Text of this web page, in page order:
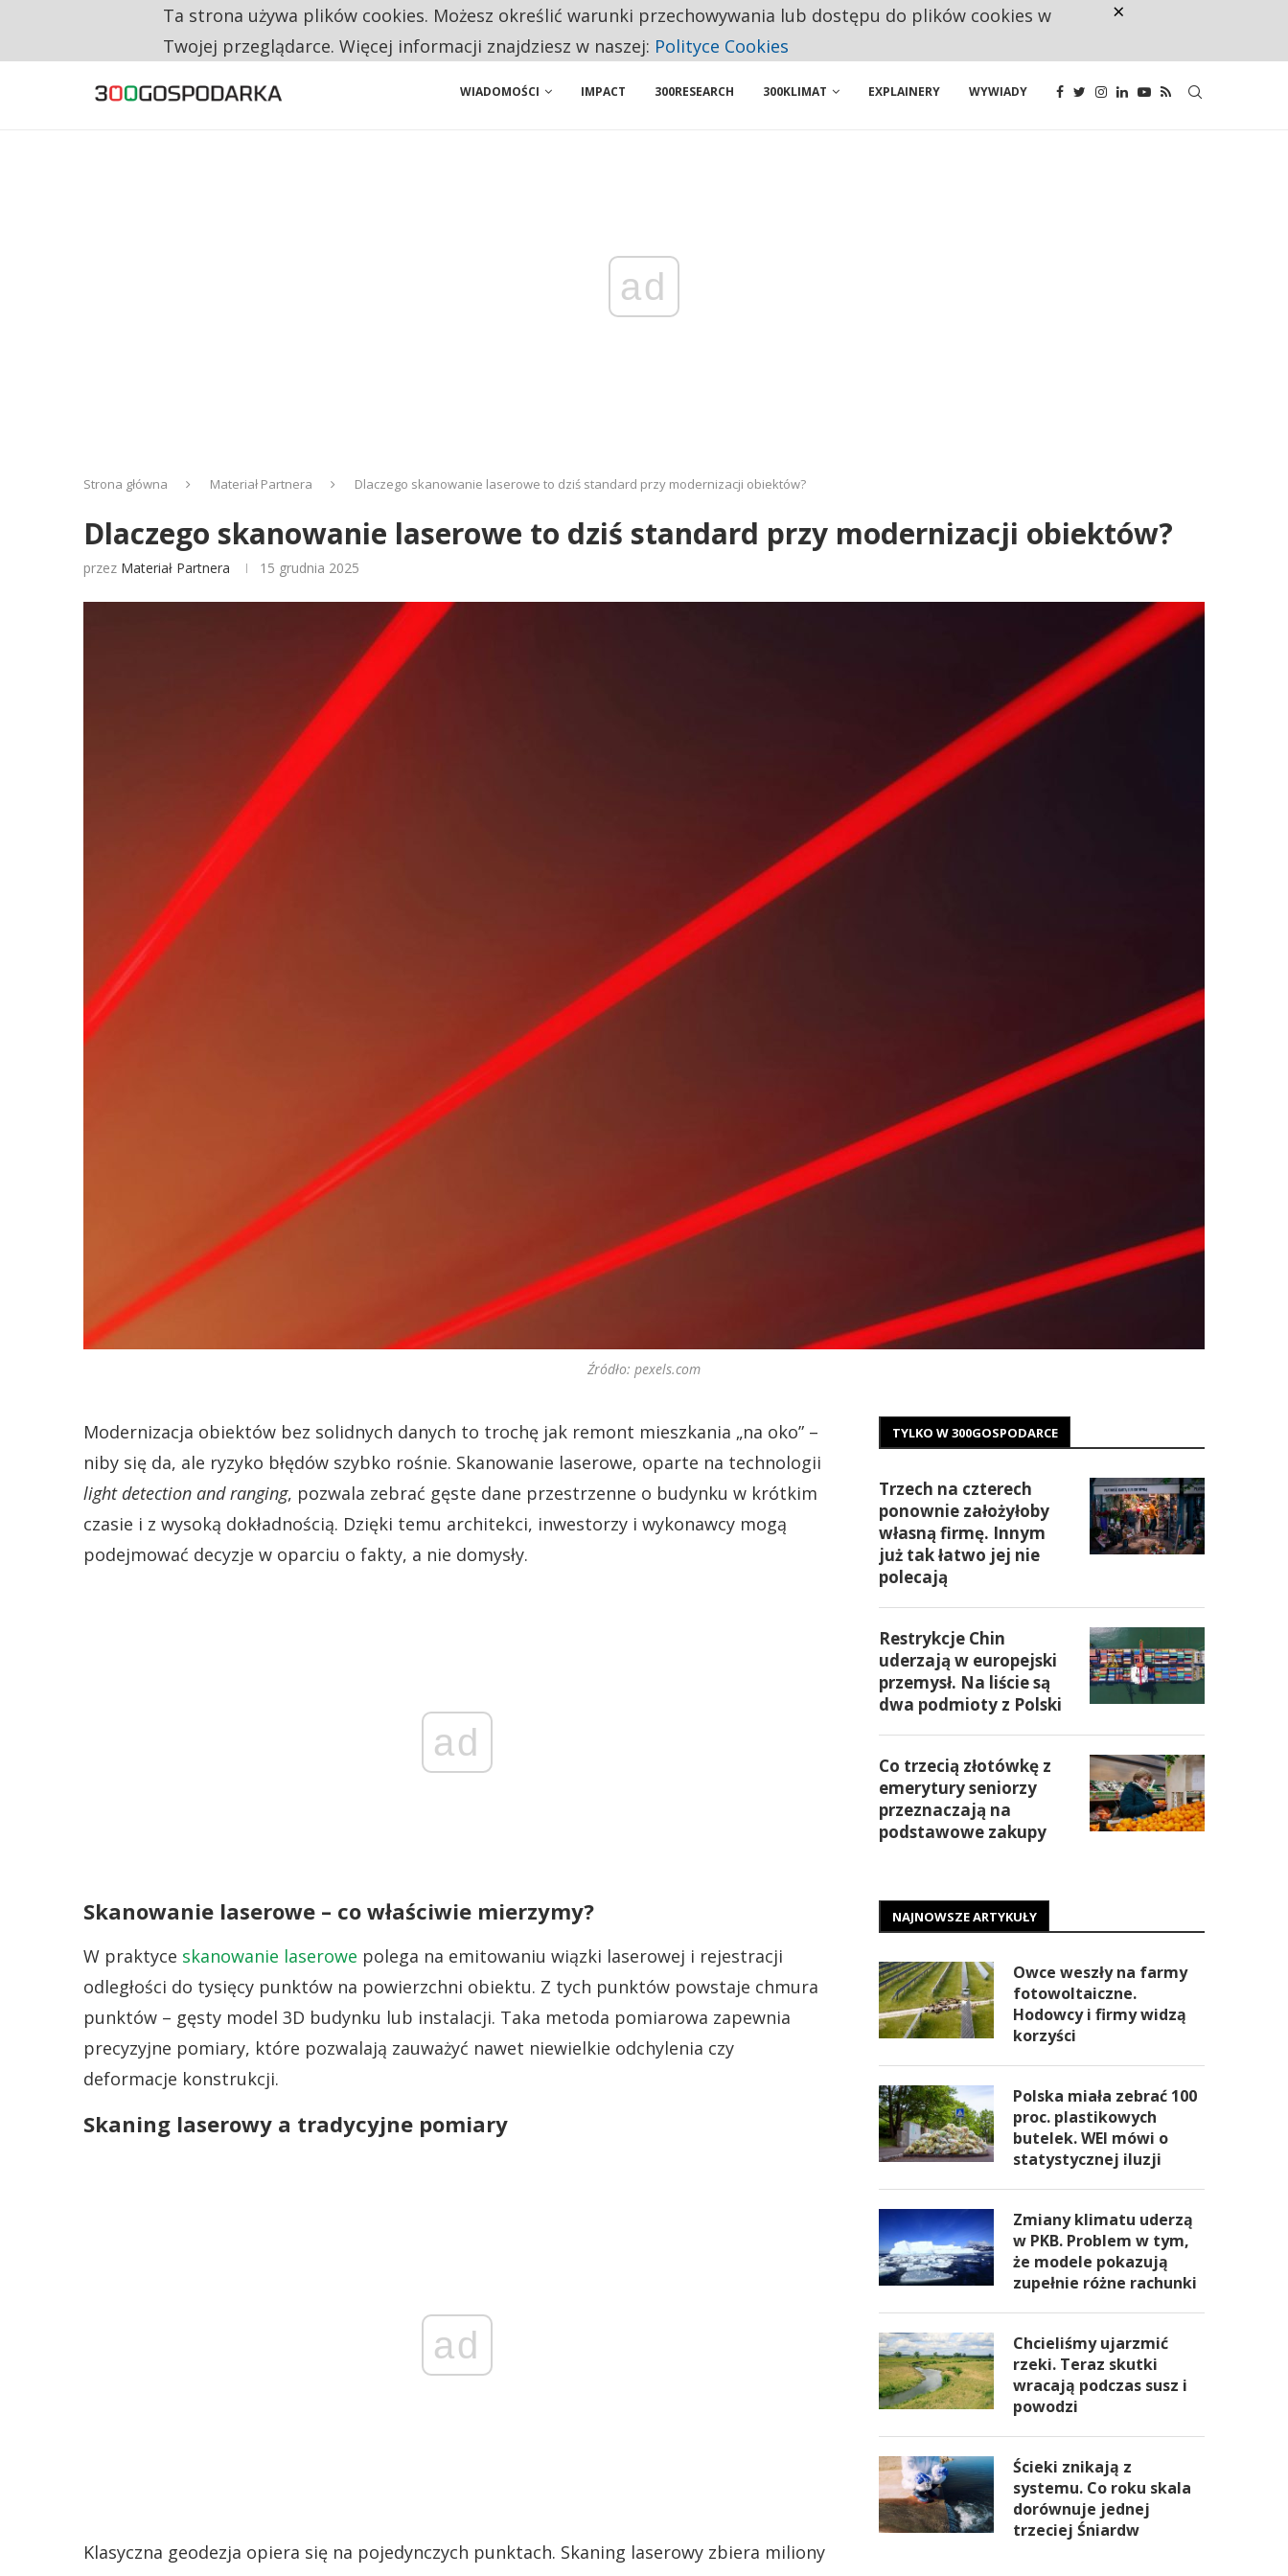
CO TRZECIĄ ZŁOTÓWKĘ Z EMERYTURY SENIORZY PRZEZNACZAJĄ NA PODSTAWOWE ZAKUPY
WIADOMOŚCI IMPACT 300RESEARCH 300KLIMAT EXPLAINERY WYWIADY
ad
Strona główna Materiał Partnera Dlaczego skanowanie laserowe to dziś standard przy modernizacji obiektów?
Dlaczego skanowanie laserowe to dziś standard przy modernizacji obiektów?
przez Materiał Partnera 15 grudnia 2025
Źródło: pexels.com
Modernizacja obiektów bez solidnych danych to trochę jak remont mieszkania „na oko” –
niby się da, ale ryzyko błędów szybko rośnie. Skanowanie laserowe, oparte na technologii
light detection and ranging, pozwala zebrać gęste dane przestrzenne o budynku w krótkim
czasie i z wysoką dokładnością. Dzięki temu architekci, inwestorzy i wykonawcy mogą
podejmować decyzje w oparciu o fakty, a nie domysły.
ad
Skanowanie laserowe – co właściwie mierzymy?
W praktyce skanowanie laserowe polega na emitowaniu wiązki laserowej i rejestracji
odległości do tysięcy punktów na powierzchni obiektu. Z tych punktów powstaje chmura
punktów – gęsty model 3D budynku lub instalacji. Taka metoda pomiarowa zapewnia
precyzyjne pomiary, które pozwalają zauważyć nawet niewielkie odchylenia czy
deformacje konstrukcji.
Skaning laserowy a tradycyjne pomiary
ad
Klasyczna geodezja opiera się na pojedynczych punktach. Skaning laserowy zbiera miliony
TYLKO W 300GOSPODARCE
Trzech na czterech
ponownie założyłoby
własną firmę. Innym
już tak łatwo jej nie
polecają
Restrykcje Chin
uderzają w europejski
przemysł. Na liście są
dwa podmioty z Polski
Co trzecią złotówkę z
emerytury seniorzy
przeznaczają na
podstawowe zakupy
NAJNOWSZE ARTYKUŁY
Owce weszły na farmy
fotowoltaiczne.
Hodowcy i firmy widzą
korzyści
Polska miała zebrać 100
proc. plastikowych
butelek. WEI mówi o
statystycznej iluzji
Zmiany klimatu uderzą
w PKB. Problem w tym,
że modele pokazują
zupełnie różne rachunki
Chcieliśmy ujarzmić
rzeki. Teraz skutki
wracają podczas susz i
powodzi
Ścieki znikają z
systemu. Co roku skala
dorównuje jednej
trzeciej Śniardw
Ta strona używa plików cookies. Możesz określić warunki przechowywania lub dostępu do plików cookies w
Twojej przeglądarce. Więcej informacji znajdziesz w naszej: Polityce Cookies
×